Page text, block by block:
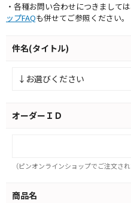
・各種お問い合わせにつきましては
ップFAQも併せてご参照ください。
件名(タイトル)
オーダーＩＤ
（ピンオンラインショップでご注文さ
商品名